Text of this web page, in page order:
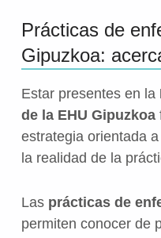
Prácticas de
Gipuzkoa:
Estar presentes en la
de la EHU Gipuzkoa
estrategia orientada
la realidad de la
Las prácticas de
permiten conocer de